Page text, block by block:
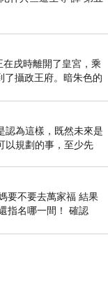
戌時離開了皇宮，乘
了攝政王府。暗朱色的
燈籠，正
認為這樣，既然未來是
以規劃的事，至少先
要不要去萬家福 結果
指名哪一間！ 確認
約對